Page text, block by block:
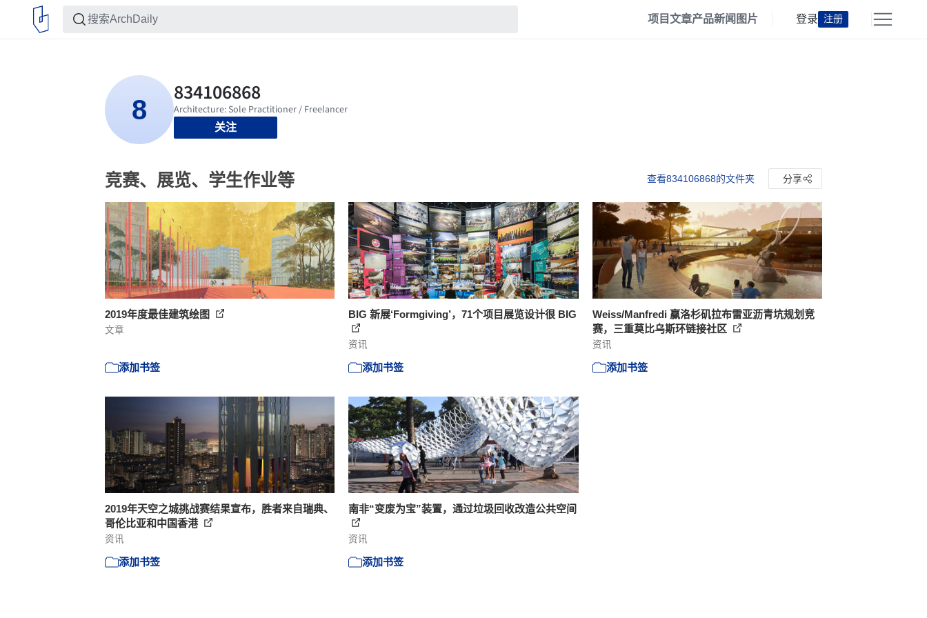
项目文章产品新闻 图片 登录 注册
关注
竞赛、展览、学生作业等 查看834106868的文件夹 分享
2019年度最佳建筑绘图
文章
添加书签
BIG 新展‘Formgiving’，71个项目展览设计很 BIG
资讯
添加书签
Weiss/Manfredi 赢洛杉矶拉布雷亚沥青坑规划竞
赛，三重莫比乌斯环链接社区
资讯
添加书签
2019年天空之城挑战赛结果宣布，胜者来自瑞典、
哥伦比亚和中国香港
资讯
添加书签
南非“变废为宝”装置，通过垃圾回收改造公共空间
资讯
添加书签